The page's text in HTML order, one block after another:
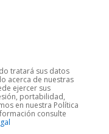
tratará sus datos
acerca de nuestras
ejercer sus
portabilidad,
en nuestra Política
consulte